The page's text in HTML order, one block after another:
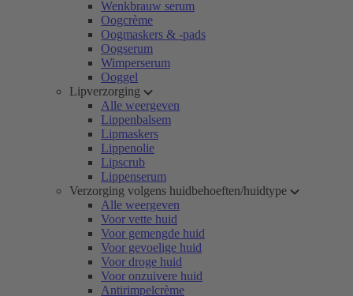
Wenkbrauw serum
Oogcrème
Oogmaskers & -pads
Oogserum
Wimperserum
Ooggel
Lipverzorging
Alle weergeven
Lippenbalsem
Lipmaskers
Lippenolie
Lipscrub
Lippenserum
Verzorging volgens huidbehoeften/huidtype
Alle weergeven
Voor vette huid
Voor gemengde huid
Voor gevoelige huid
Voor droge huid
Voor onzuivere huid
Antirimpelcrème